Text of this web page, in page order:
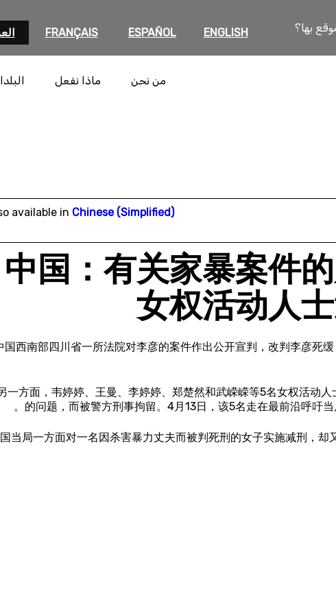
بها؟ ENGLISH
ESPAÑOL
FRANÇAIS
من نحن ماذا نفعل
available in Chinese (Simplified)
中国：有关家暴案件
女权活动人
国西南部四川省一所法院对李彦的案件作出公开宣判，改判李彦死
一方面，韦婷婷、王曼、李婷婷、郑楚然和武嵘嵘等5名女权活动
的问题，而被警方刑事拘留。4月13日，该5名走在最前沿呼吁
当局一方面对一名因杀害暴力丈夫而被判死刑的女子实施减刑，